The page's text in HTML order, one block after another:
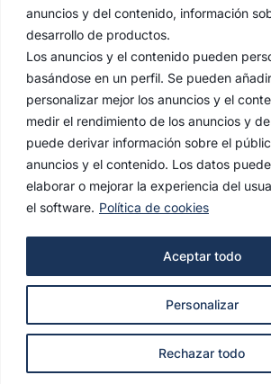
anuncios y del contenido, información
desarrollo de productos.
Los anuncios y el contenido pueden
basándose en un perfil. Se pueden
personalizar mejor los anuncios y el
medir el rendimiento de los anuncios y
puede derivar información sobre el
anuncios y el contenido. Los datos
elaborar o mejorar la experiencia del
el software. Política de cookies
Personalizar
Rechazar todo
Aceptar todo
AVISO LEGAL
POLÍTICA DE
POLÍTICA DE COOKIES
© 2022 Hermandad de la Estrella.